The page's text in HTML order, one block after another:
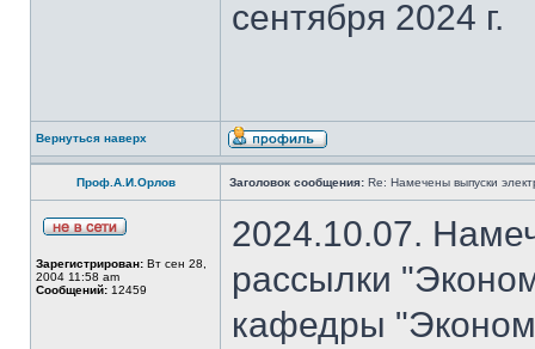
сентября 2024 г.
Вернуться наверх
Проф.А.И.Орлов Заголовок сообщения: Re: Намечены выпуски
Зарегистрирован: Вт сен 28,
2004 11:58 am
Сообщений: 12459
2024.10.07.
рассылки
кафедры